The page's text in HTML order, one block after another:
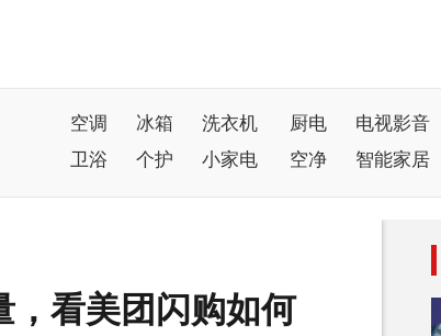
空调 冰箱 洗衣机 厨电 电视影音
卫浴
个护 小家电 空净 智能家居
，看美团闪购如何